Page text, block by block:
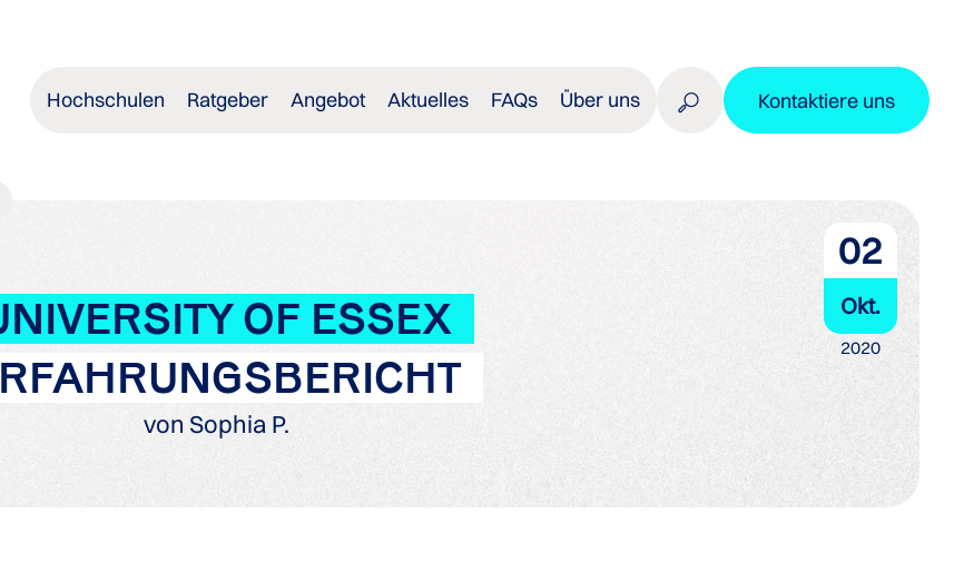
Hochschulen Ratgeber Angebot Aktuelles FAQs Über uns Kontaktiere uns
OF ESSEX
von Sophia P.
02
Okt.
2020